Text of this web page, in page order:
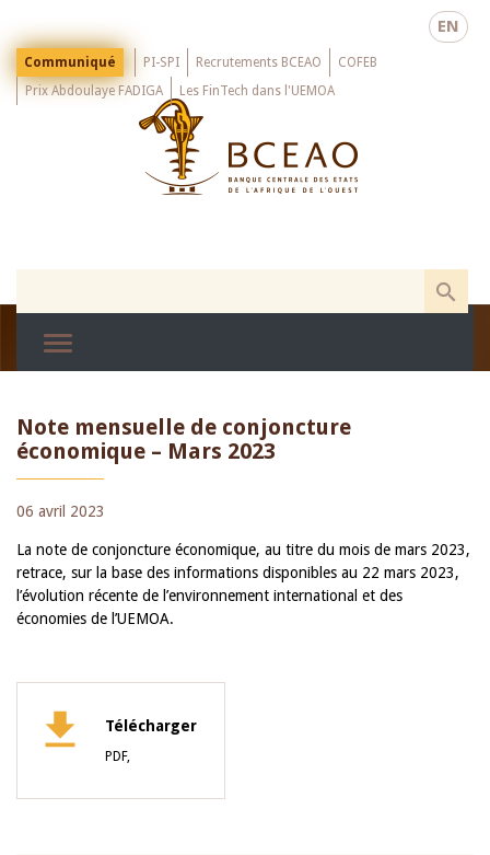
main
EN
Menu
Top
Communiqué PI-SPI Recrutements BCEAO
COFEB
Prix Abdoulaye FADIGA
Les FinTech dans l'UEMOA
Note mensuelle de conjoncture
économique – Mars 2023
06 avril 2023
La note de conjoncture économique, au titre du mois de mars 2023,
retrace, sur la base des informations disponibles au 22 mars 2023,
l’évolution récente de l’environnement international et des
économies de l’UEMOA.
Télécharger
PDF,